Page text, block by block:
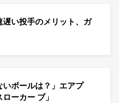
遅い投手のメリット、ガ
ボールは？」エアプ
ーカー ブ」